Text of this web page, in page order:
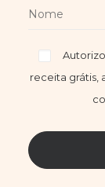
receita grátis,